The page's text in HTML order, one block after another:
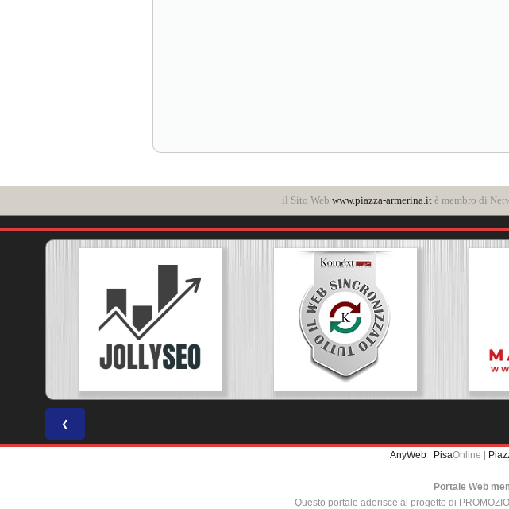
il Sito Web www.piazza-armerina.itè membro di
❮
AnyWeb | PisaOnline |
Portale Web
Questo portale aderisce al progetto di